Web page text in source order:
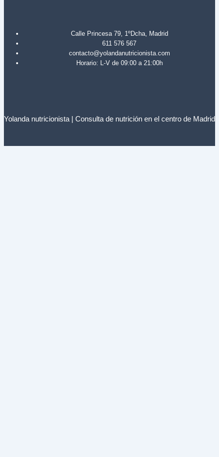
Calle Princesa 79, 1ºDcha, Madrid
611 576 567
contacto@yolandanutricionista.com
Horario: L-V de 09:00 a 21:00h
Yolanda nutricionista | Consulta de nutrición en el centro de Madrid